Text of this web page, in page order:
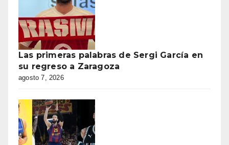
Las primeras palabras de Sergi García en
su regreso a Zaragoza
agosto 7, 2026